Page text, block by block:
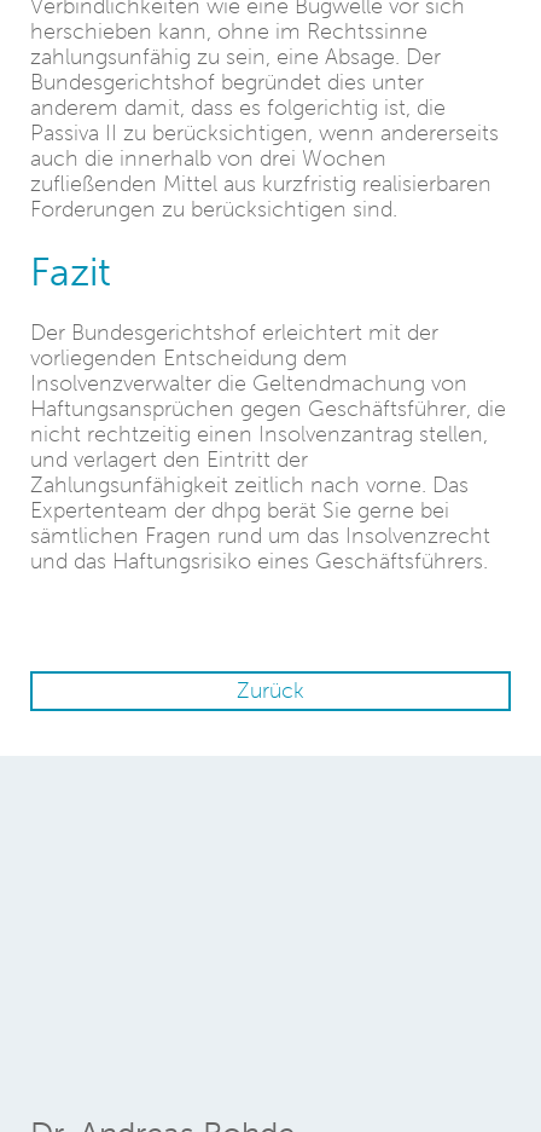
Verbindlichkeiten wie eine Bugwelle vor sich
herschieben kann, ohne im Rechtssinne
zahlungsunfähig zu sein, eine Absage. Der
Bundesgerichtshof begründet dies unter
anderem damit, dass es folgerichtig ist, die
Passiva II zu berücksichtigen, wenn andererseits
auch die innerhalb von drei Wochen
zufließenden Mittel aus kurzfristig realisierbaren
Forderungen zu berücksichtigen sind.
Fazit
Der Bundesgerichtshof erleichtert mit der
vorliegenden Entscheidung dem
Insolvenzverwalter die Geltendmachung von
Haftungsansprüchen gegen Geschäftsführer, die
nicht rechtzeitig einen Insolvenzantrag stellen,
und verlagert den Eintritt der
Zahlungsunfähigkeit zeitlich nach vorne. Das
Expertenteam der dhpg berät Sie gerne bei
sämtlichen Fragen rund um das Insolvenzrecht
und das Haftungsrisiko eines Geschäftsführers.
Zurück